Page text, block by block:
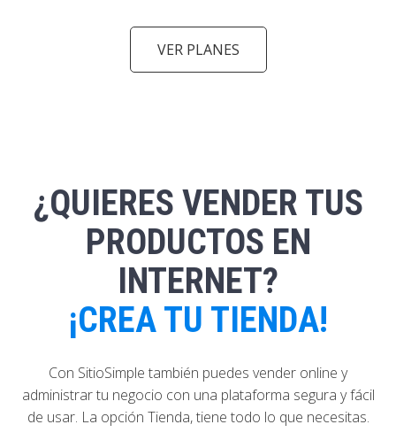
VER PLANES
¿QUIERES VENDER TUS
PRODUCTOS EN
INTERNET?
¡CREA TU TIENDA!
Con SitioSimple también puedes vender online y
administrar tu negocio con una plataforma segura y fácil
de usar. La opción Tienda, tiene todo lo que necesitas.